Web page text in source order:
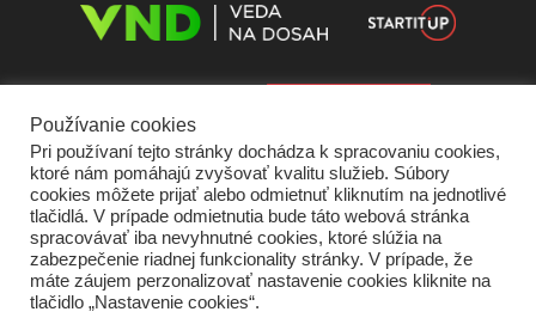
Domov O nás Kontakt Vydavateľ
Používanie cookies
Pri používaní tejto stránky dochádza k spracovaniu cookies,
ktoré nám pomáhajú zvyšovať kvalitu služieb. Súbory
cookies môžete prijať alebo odmietnuť kliknutím na jednotlivé
tlačidlá. V prípade odmietnutia bude táto webová stránka
spracovávať iba nevyhnutné cookies, ktoré slúžia na
zabezpečenie riadnej funkcionality stránky. V prípade, že
máte záujem perzonalizovať nastavenie cookies kliknite na
tlačidlo „Nastavenie cookies“.